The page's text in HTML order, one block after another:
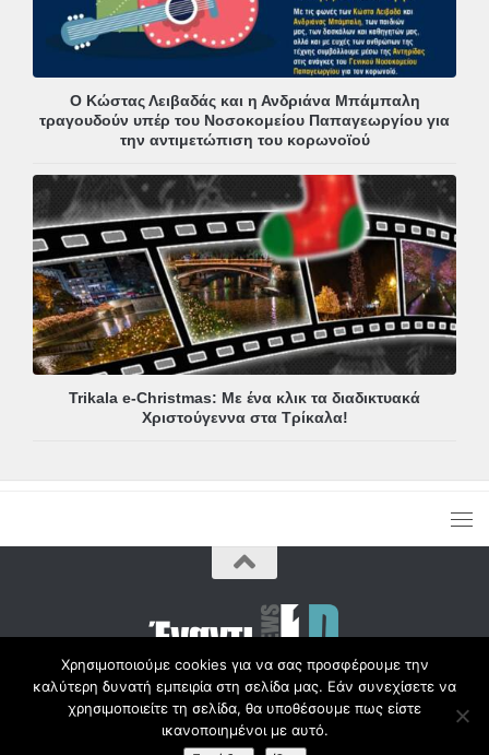
Ο Κώστας Λειβαδάς και η Ανδριάνα Μπάμπαλη
τραγουδούν υπέρ του Νοσοκομείου Παπαγεωργίου για
την αντιμετώπιση του κορωνοϊού
Trikala e-Christmas: Με ένα κλικ τα διαδικτυακά
Χριστούγεννα στα Τρίκαλα!
Copyright © Radio1d.gr 2012-2017 |
Χρησιμοποιούμε cookies για να σας προσφέρουμε την
καλύτερη δυνατή εμπειρία στη σελίδα μας. Εάν συνεχίσετε να
χρησιμοποιείτε τη σελίδα, θα υποθέσουμε πως είστε
ικανοποιημένοι με αυτό.